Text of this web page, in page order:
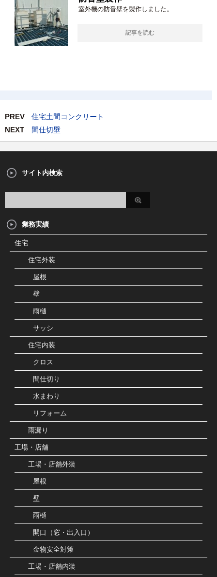
室外機の防音壁を製作しました。
記事を読む
PREV
住宅土間コンクリート
NEXT
間仕切壁
サイト内検索
業務実績
住宅
住宅外装
屋根
壁
雨樋
サッシ
住宅内装
クロス
間仕切り
水まわり
リフォーム
雨漏り
工場・店舗
工場・店舗外装
屋根
壁
雨樋
開口（窓・出入口）
金物安全対策
工場・店舗内装